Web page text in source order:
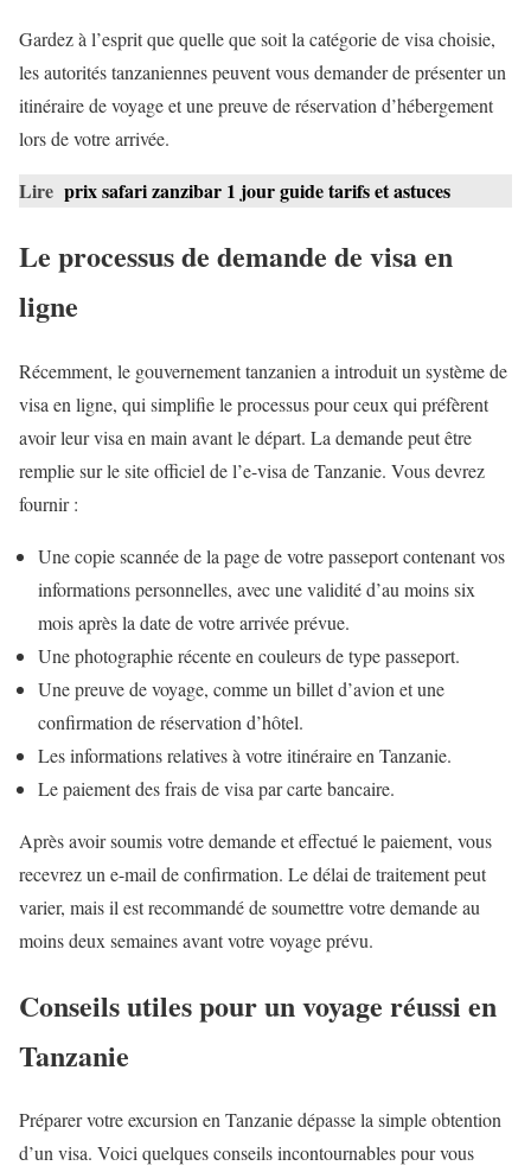
Gardez à l’esprit que quelle que soit la catégorie de visa choisie,
les autorités tanzaniennes peuvent vous demander de présenter un
itinéraire de voyage et une preuve de réservation d’hébergement
lors de votre arrivée.
Lire prix safari zanzibar 1 jour guide tarifs et astuces
Le processus de demande de visa en
ligne
Récemment, le gouvernement tanzanien a introduit un système de
visa en ligne, qui simplifie le processus pour ceux qui préfèrent
avoir leur visa en main avant le départ. La demande peut être
remplie sur le site officiel de l’e-visa de Tanzanie. Vous devrez
fournir :
Une copie scannée de la page de votre passeport contenant vos
informations personnelles, avec une validité d’au moins six
mois après la date de votre arrivée prévue.
Une photographie récente en couleurs de type passeport.
Une preuve de voyage, comme un billet d’avion et une
confirmation de réservation d’hôtel.
Les informations relatives à votre itinéraire en Tanzanie.
Le paiement des frais de visa par carte bancaire.
Après avoir soumis votre demande et effectué le paiement, vous
recevrez un e-mail de confirmation. Le délai de traitement peut
varier, mais il est recommandé de soumettre votre demande au
moins deux semaines avant votre voyage prévu.
Conseils utiles pour un voyage réussi en
Tanzanie
Préparer votre excursion en Tanzanie dépasse la simple obtention
d’un visa. Voici quelques conseils incontournables pour vous